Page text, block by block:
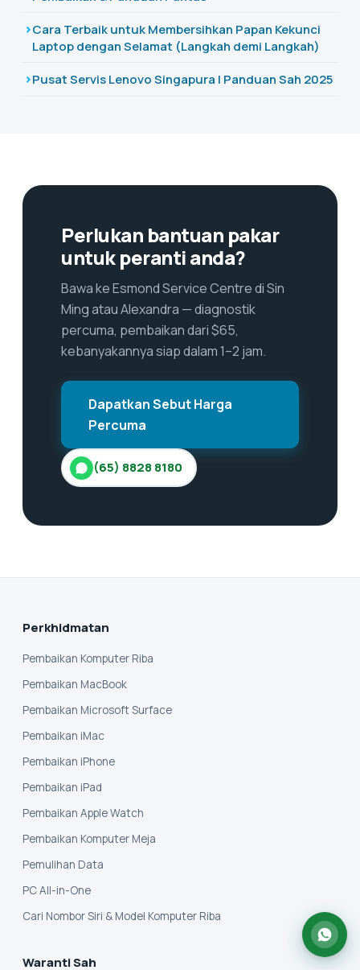
Cara Terbaik untuk Membersihkan Papan Kekunci
Laptop dengan Selamat (Langkah demi Langkah)
Pusat Servis Lenovo Singapura | Panduan Sah 2025
Perlukan bantuan pakar
untuk peranti anda?
Bawa ke Esmond Service Centre di Sin
Ming atau Alexandra — diagnostik
percuma, pembaikan dari $65,
kebanyakannya siap dalam 1–2 jam.
Dapatkan Sebut Harga
Percuma
(65) 8828 8180
Perkhidmatan
Pembaikan Komputer Riba
Pembaikan MacBook
Pembaikan Microsoft Surface
Pembaikan iMac
Pembaikan iPhone
Pembaikan iPad
Pembaikan Apple Watch
Pembaikan Komputer Meja
Pemulihan Data
PC All-in-One
Cari Nombor Siri & Model Komputer Riba
Waranti Sah